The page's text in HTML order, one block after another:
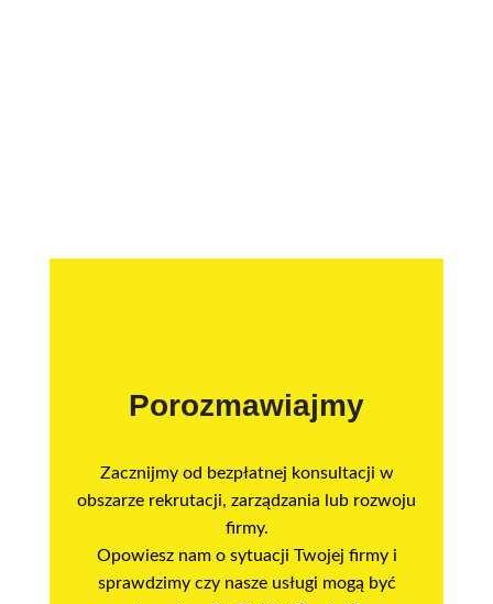
Porozmawiajmy
Zacznijmy od bezpłatnej konsultacji w
obszarze rekrutacji, zarządzania lub rozwoju
firmy.
Opowiesz nam o sytuacji Twojej firmy i
sprawdzimy czy nasze usługi mogą być